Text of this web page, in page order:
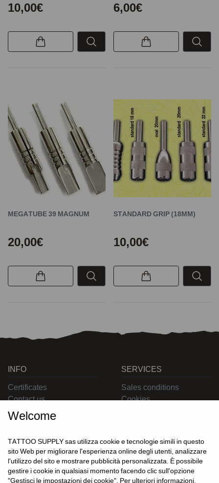
10,00€ 6,00€
MEGATUBE 39 MAGNUM
20,00€
STANDARD GRIP (18MM)
10,00€
CONTACT US
INFO
Certificates
Contact us
SERVICES
Sales conditions
Cookies
USER
Welcome
TATTOO SUPPLY sas utilizza cookie e tecnologie simili in questo
sito Web per migliorare l'esperienza online degli utenti, analizzare
l'utilizzo del sito e mostrare pubblicità personalizzata. È possibile
gestire i cookie in qualsiasi momento facendo clic sull'opzione
"Gestisci le impostazioni dei cookie". Per ulteriori informazioni,